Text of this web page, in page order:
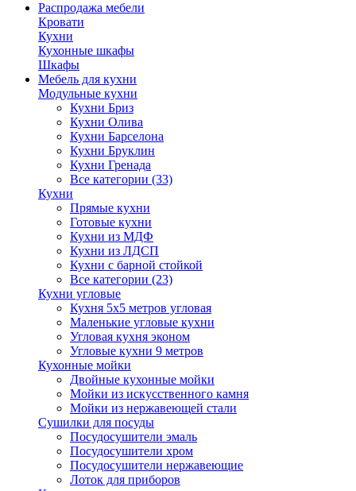
Распродажа мебели
Кровати
Кухни
Кухонные шкафы
Шкафы
Мебель для кухни
Модульные кухни
Кухни Бриз
Кухни Олива
Кухни Барселона
Кухни Бруклин
Кухни Гренада
Все категории (33)
Кухни
Прямые кухни
Готовые кухни
Кухни из МДФ
Кухни из ЛДСП
Кухни с барной стойкой
Все категории (23)
Кухни угловые
Кухня 5х5 метров угловая
Маленькие угловые кухни
Угловая кухня эконом
Угловые кухни 9 метров
Кухонные мойки
Двойные кухонные мойки
Мойки из искусственного камня
Мойки из нержавеющей стали
Сушилки для посуды
Посудосушители эмаль
Посудосушители хром
Посудосушители нержавеющие
Лоток для приборов